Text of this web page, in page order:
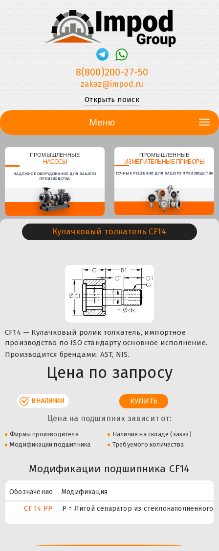
8(800)200-27-50
zakaz@impod.ru
Открыть поиск
Меню
ПРОМЫШЛЕННЫЕ
НАСОСЫ
НАДЕЖНОЕ ОБОРУДОВАНИЕ ДЛЯ ВАШЕГО
ПРОИЗВОДСТВА
ПРОМЫШЛЕННЫЕ
ИЗМЕРИТЕЛЬНЫЕ ПРИБОРЫ
ТОЧНЫЕ РЕШЕНИЯ ДЛЯ ВАШЕГО ПРОИЗВОДСТВА
Кулачковый толкатель CF14
CF14 — Кулачковый ролик толкатель, импортное
производство по ISO стандарту основное исполнение.
Производится брендами: AST, NIS.
Цена по запросу
В НАЛИЧИИ
Цена на подшипник зависит от:
Фирмы производителя
Наличия на складе (заказ)
Модификации подшипника
Требуемого количества
Модификации подшипника CF14
Обозначение
Модификация
CF 14 PP
P = Литой сепаратор из